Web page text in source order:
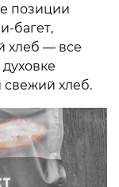
позиции
багет,
хлеб — все
свежий хлеб.